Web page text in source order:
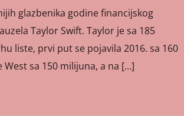
glazbenika godine financijskog
Taylor Swift. Taylor je sa 185
liste, prvi put se pojavila 2016. sa 160
sa 150 milijuna, a na […]